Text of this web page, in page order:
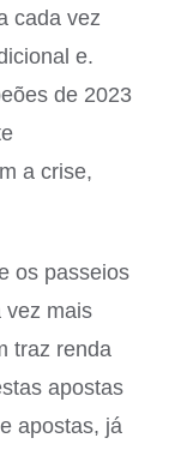
cada vez
e.
de 2023
a crise,
os passeios
vez mais
traz renda
apostas
apostas, já